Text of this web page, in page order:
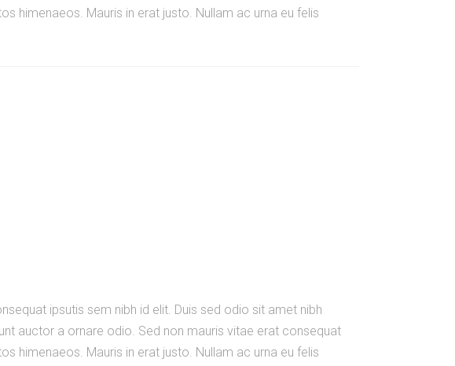
himenaeos. Mauris in erat justo. Nullam ac urna eu felis
ipsutis sem nibh id elit. Duis sed odio sit amet nibh
auctor a ornare odio. Sed non mauris vitae erat consequat
himenaeos. Mauris in erat justo. Nullam ac urna eu felis